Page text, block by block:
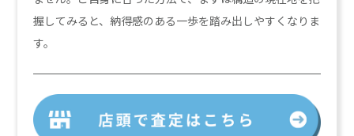
握してみると、納得感のある一歩を踏み出しやすくなりま
す。